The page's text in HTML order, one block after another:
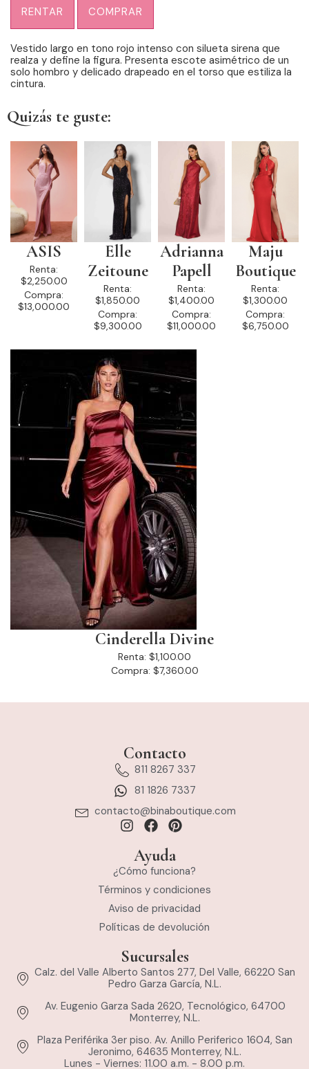
RENTAR COMPRAR
Vestido largo en tono rojo intenso con silueta sirena que
realza y define la figura. Presenta escote asimétrico de un
solo hombro y delicado drapeado en el torso que estiliza la
cintura.
Quizás te guste:
ASIS
Renta:
$2,250.00
Compra:
$13,000.00
Elle
Zeitoune
Renta:
$1,850.00
Compra:
$9,300.00
Adrianna
Papell
Renta:
$1,400.00
Compra:
$11,000.00
Maju
Boutique
Renta:
$1,300.00
Compra:
$6,750.00
Cinderella Divine
Renta: $1,100.00
Compra: $7,360.00
Contacto
811 8267 337
81 1826 7337
contacto@binaboutique.com
Ayuda
¿Cómo funciona?
Términos y condiciones
Aviso de privacidad
Políticas de devolución
Sucursales
Calz. del Valle Alberto Santos 277, Del Valle, 66220 San
Pedro Garza García, N.L.
Av. Eugenio Garza Sada 2620, Tecnológico, 64700
Monterrey, N.L.
Plaza Periférika 3er piso. Av. Anillo Periferico 1604, San
Jeronimo, 64635 Monterrey, N.L.
Lunes - Viernes: 11.00 a.m. - 8.00 p.m.